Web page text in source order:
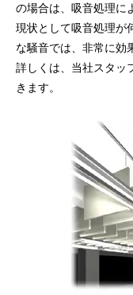
の場合は、吸音処理に
現状として吸音処理が
な騒音では、非常に効
詳しくは、当社スタッ
きます。